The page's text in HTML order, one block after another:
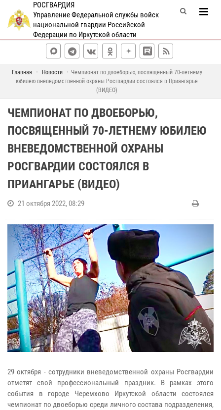
РОСГВАРДИЯ
Управление Федеральной службы войск
национальной гвардии Российской
Федерации по Иркутской области
Главная Новости
Чемпионат по двоеборью, посвященный 70-летнему
юбилею вневедомственной охраны Росгвардии состоялся в Приангарье
(ВИДЕО)
ЧЕМПИОНАТ ПО ДВОЕБОРЬЮ,
ПОСВЯЩЕННЫЙ 70-ЛЕТНЕМУ ЮБИЛЕЮ
ВНЕВЕДОМСТВЕННОЙ ОХРАНЫ
РОСГВАРДИИ СОСТОЯЛСЯ В
ПРИАНГАРЬЕ (ВИДЕО)
21 октября 2022, 08:29
29 октября - сотрудники вневедомственной охраны Росгвардии
отметят свой профессиональный праздник. В рамках этого
события в городе Черемхово Иркутской области состоялся
чемпионат по двоеборью среди личного состава подразделения,